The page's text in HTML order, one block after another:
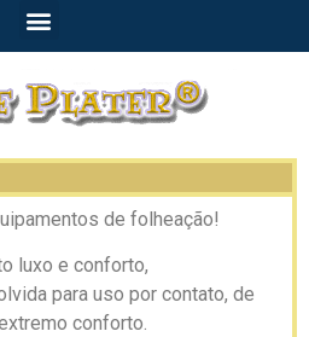
de folheação!
luxo e conforto,
para uso por contato, de
conforto.